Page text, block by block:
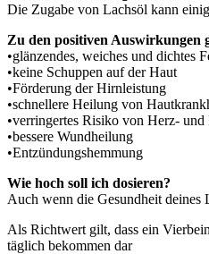
Die Zugabe von Lachsöl kann
Zu den positiven Auswirkungen
•glänzendes, weiches und dichtes
•keine Schuppen auf der Haut
•Förderung der Hirnleistung
•schnellere Heilung von
•verringertes Risiko von Herz-
•bessere Wundheilung
•Entzündungshemmung
Wie hoch soll ich dosieren?
Auch wenn die Gesundheit deines
Als Richtwert gilt, dass ein
täglich bekommen dar